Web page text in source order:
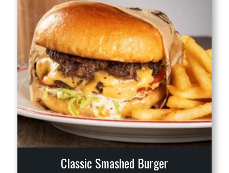
Classic Smashed Burger